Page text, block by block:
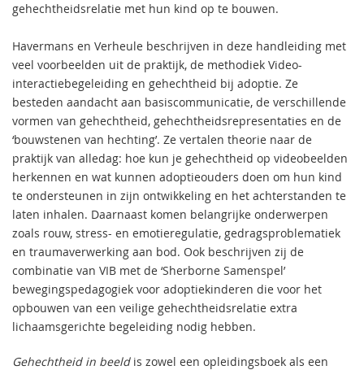
gehechtheidsrelatie met hun kind op te bouwen.
Havermans en Verheule beschrijven in deze handleiding met
veel voorbeelden uit de praktijk, de methodiek Video-
interactiebegeleiding en gehechtheid bij adoptie. Ze
besteden aandacht aan basiscommunicatie, de verschillende
vormen van gehechtheid, gehechtheidsrepresentaties en de
‘bouwstenen van hechting’. Ze vertalen theorie naar de
praktijk van alledag: hoe kun je gehechtheid op videobeelden
herkennen en wat kunnen adoptieouders doen om hun kind
te ondersteunen in zijn ontwikkeling en het achterstanden te
laten inhalen. Daarnaast komen belangrijke onderwerpen
zoals rouw, stress- en emotieregulatie, gedragsproblematiek
en traumaverwerking aan bod. Ook beschrijven zij de
combinatie van VIB met de ‘Sherborne Samenspel’
bewegingspedagogiek voor adoptiekinderen die voor het
opbouwen van een veilige gehechtheidsrelatie extra
lichaamsgerichte begeleiding nodig hebben.
Gehechtheid in beeldis zowel een opleidingsboek als een